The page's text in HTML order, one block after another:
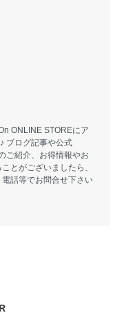
ONLINE STOREにア
ブログ記事や公式
ご紹介、お得情報やお
とがございましたら、
話等でお問合せ下さい